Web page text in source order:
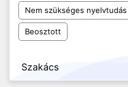
Nem szükséges nyelvtudás
Beosztott
Szakács